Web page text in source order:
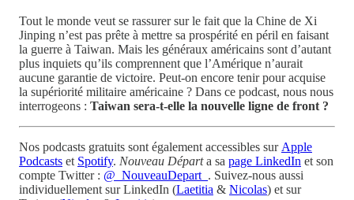
Tout le monde veut se rassurer sur le fait que la Chine de Xi
Jinping n’est pas prête à mettre sa prospérité en péril en faisant
la guerre à Taiwan. Mais les généraux américains sont d’autant
plus inquiets qu’ils comprennent que l’Amérique n’aurait
aucune garantie de victoire. Peut-on encore tenir pour acquise
la supériorité militaire américaine ? Dans ce podcast, nous nous
interrogeons : Taiwan sera-t-elle la nouvelle ligne de front ?
Nos podcasts gratuits sont également accessibles sur Apple
Podcasts et Spotify. Nouveau Départa sa page LinkedIn et son
compte Twitter : @_NouveauDepart_ . Suivez-nous aussi
individuellement sur LinkedIn (Laetitia & Nicolas) et sur